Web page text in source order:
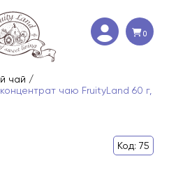
0
чай /
концентрат чаю FruityLand 60 г,
Код: 75